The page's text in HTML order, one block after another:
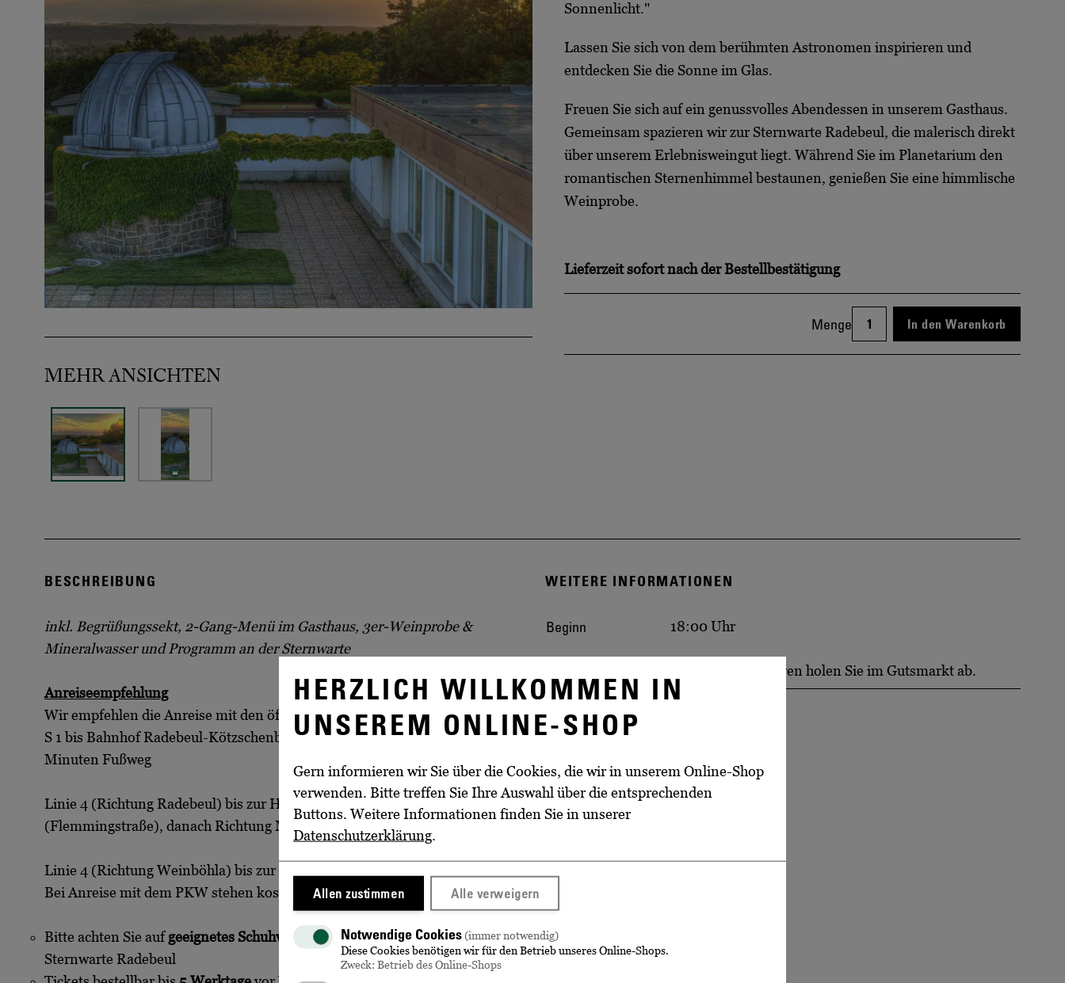
HERZLICH WILLKOMMEN IN
UNSEREM ONLINE-SHOP
Gern informieren wir Sie über die Cookies, die wir in unserem Online-Shop
verwenden. Bitte treffen Sie Ihre Auswahl über die entsprechenden
Buttons. Weitere Informationen finden Sie in unserer
Datenschutzerklärung.
Allen zustimmen Alle verweigern
Notwendige Cookies(immer notwendig)
Diese Cookies benötigen wir für den Betrieb unseres Online-Shops.
Zweck: Betrieb des Online-Shops
MEHR ANSICHTEN
Sonnenlicht."
Lassen Sie sich von dem berühmten Astronomen inspirieren und
entdecken Sie die Sonne im Glas.
Freuen Sie sich auf ein genussvolles Abendessen in unserem Gasthaus.
Gemeinsam spazieren wir zur Sternwarte Radebeul, die malerisch direkt
über unserem Erlebnisweingut liegt. Während Sie im Planetarium den
romantischen Sternenhimmel bestaunen, genießen Sie eine himmlische
Weinprobe.
Lieferzeit sofort nach der Bestellbestätigung
Menge In den Warenkorb
BESCHREIBUNG
inkl. Begrüßungssekt, 2-Gang-Menü im Gasthaus, 3er-Weinprobe &
Mineralwasser und Programm an der Sternwarte
Anreiseempfehlung
Wir empfehlen die Anreise mit den öffentlichen Verkehrsmitteln:
S 1 bis Bahnhof Radebeul-Kötzschenbroda, danach Richtung Meißen ca. 15
Minuten Fußweg
Linie 4 (Richtung Radebeul) bis zur Haltestelle Radebeul West
(Flemmingstraße), danach Richtung Meißen weiter ca. 5 Minuten Fußweg
Linie 4 (Richtung Weinböhla) bis zur Haltestelle Schloss Wackerbarth
Bei Anreise mit dem PKW stehen kostenlose Parkplätze zur Verfügung.
Bitte achten Sie auf geeignetes Schuhwerk
für die Weinbergswanderung zur
Sternwarte Radebeul
WEITERE INFORMATIONEN
Beginn 18:00 Uhr
Unsere Moderatoren holen Sie im Gutsmarkt ab.